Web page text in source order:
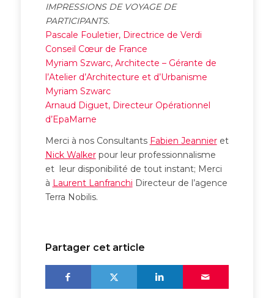
IMPRESSIONS DE VOYAGE DE
PARTICIPANTS.
Pascale Fouletier, Directrice de Verdi
Conseil Cœur de France
Myriam Szwarc, Architecte – Gérante de
l’Atelier d’Architecture et d’Urbanisme
Myriam Szwarc
Arnaud Diguet, Directeur Opérationnel
d’EpaMarne
Merci à nos Consultants Fabien Jeannieret
Nick Walkerpour leur professionnalisme
et leur disponibilité de tout instant; Merci
à Laurent Lanfranchi Directeur de l’agence
Terra Nobilis.
Partager cet article